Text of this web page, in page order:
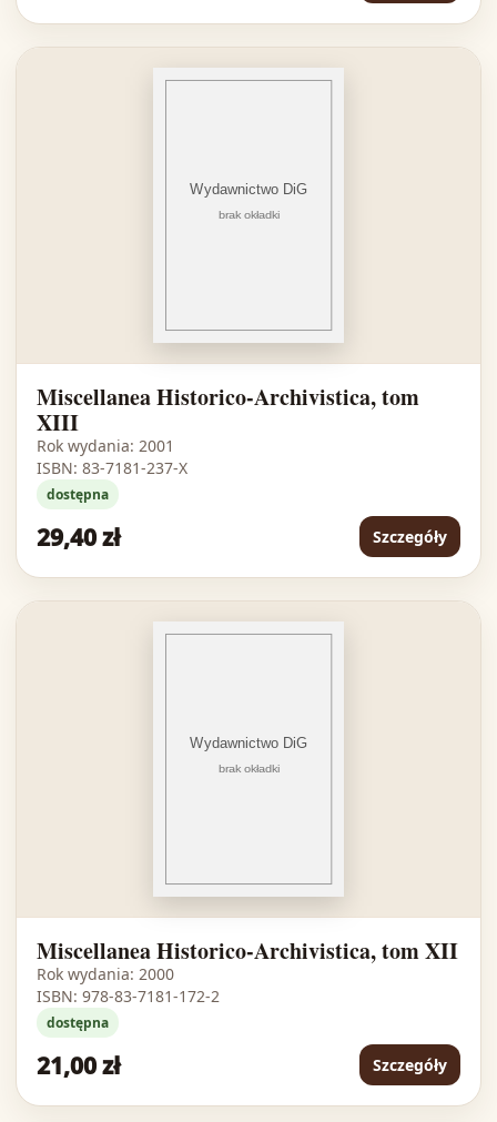
Miscellanea Historico-Archivistica, tom
XIII
Rok wydania: 2001
ISBN: 83-7181-237-X
dostępna
29,40 zł Szczegóły
Miscellanea Historico-Archivistica, tom XII
Rok wydania: 2000
ISBN: 978-83-7181-172-2
dostępna
21,00 zł Szczegóły